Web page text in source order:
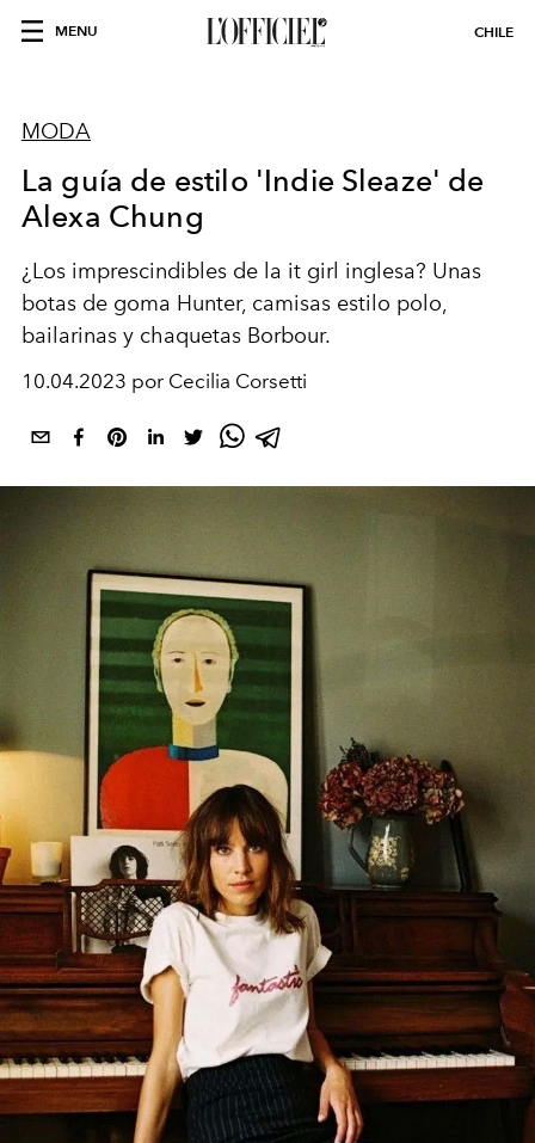
MENU CHILE
MODA
La guía de estilo 'Indie Sleaze' de
Alexa Chung
¿Los imprescindibles de la it girl inglesa? Unas
botas de goma Hunter, camisas estilo polo,
bailarinas y chaquetas Borbour.
10.04.2023 por Cecilia Corsetti